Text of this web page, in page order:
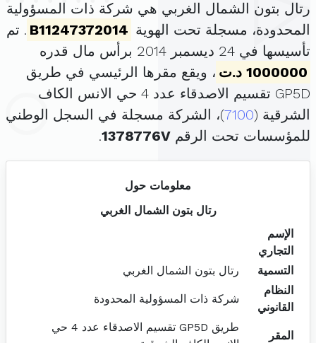
رتال بتون الشمال الغربي هي شركة ذات المسؤولية
المحدودة، مسجلة تحت الهوية B11247372014 . تم
تأسيسها في 24 ديسمبر 2014 برأس مال قدره
1000000 د.ت
، ويقع مقرها الرئيسي في طريق
GP5D تقسيم الاصدقاء عدد 4 حي الانس الكاف
الشرقية (7100)، الشركة مسجلة في السجل الوطني
للمؤسسات تحت الرقم 1378776V
.
معلومات حول
رتال بتون الشمال الغربي
الإسم
التجاري
التسمية
رتال بتون الشمال الغربي
النظام
القانوني
شركة ذات المسؤولية المحدودة
المقر
طريق GP5D تقسيم الاصدقاء عدد 4 حي